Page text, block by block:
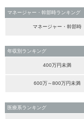
マネージャー・幹部時ランキング
マネージャー・幹部時
年収別ランキング
400万円未満
600万～800万円未満
医療系ランキング